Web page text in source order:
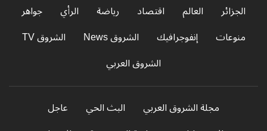
الجزائر العالم اقتصاد رياضة الرأي
جواهر
منوعات
إنفوجرافيك الشروق News
الشروق TV
الشروق العربي
مجلة الشروق العربي البث الحي
عاجل